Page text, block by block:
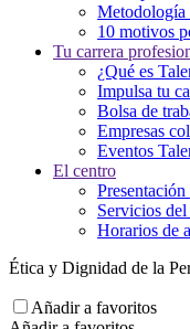
10 motivos
Tu carrera
¿Qué es
Impulsa tu
Bolsa de
Empresas
Eventos
El centro
Servicios
Horarios de
Ética y Dignidad de la
Añadir a favoritos